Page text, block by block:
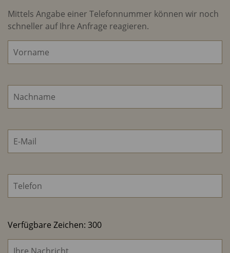
Mittels Angabe einer Telefonnummer können wir noch
schneller auf Ihre Anfrage reagieren.
Verfügbare Zeichen: 300